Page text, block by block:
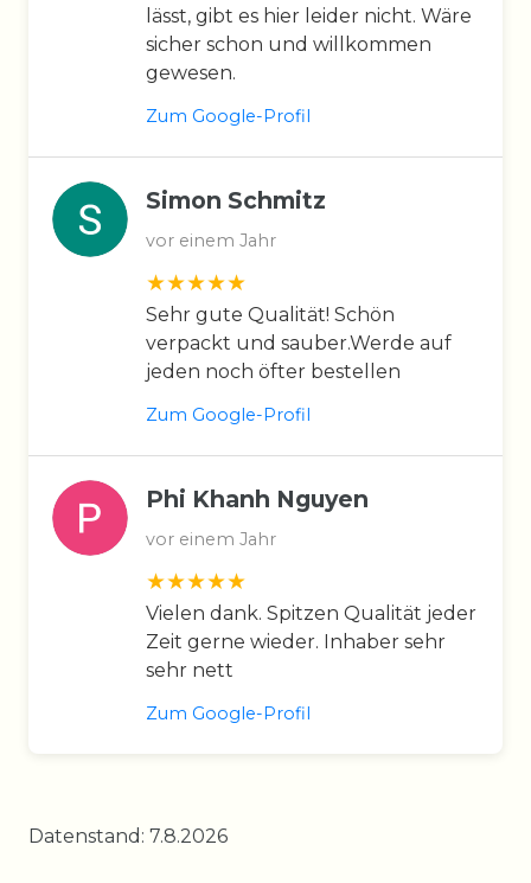
lässt, gibt es hier leider nicht. Wäre
sicher schon und willkommen
gewesen.
Zum Google-Profil
Simon Schmitz
vor einem Jahr
Sehr gute Qualität! Schön
verpackt und sauber.Werde auf
jeden noch öfter bestellen
Zum Google-Profil
Phi Khanh Nguyen
vor einem Jahr
Vielen dank. Spitzen Qualität jeder
Zeit gerne wieder. Inhaber sehr
sehr nett
Zum Google-Profil
Datenstand: 7.8.2026